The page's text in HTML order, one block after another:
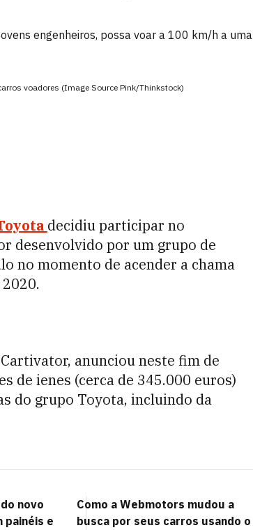
engenheiros, possa voar a 100 km/h a uma
voadores (Image Source Pink/Thinkstock)
decidiu participar no
desenvolvido por um grupo de
no momento de acender a chama
anunciou neste fim de
de ienes (cerca de 345.000 euros)
do grupo Toyota, incluindo da
novo
painéis e
Como a Webmotors mudou a
busca por seus carros usando o